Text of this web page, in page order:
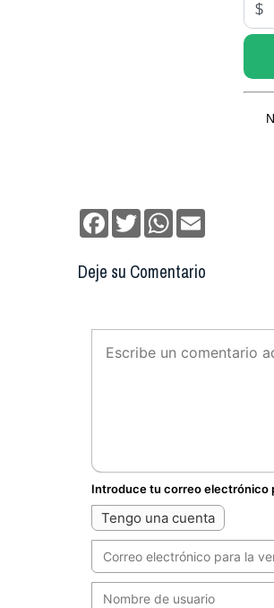
Facebook
TwitterWhatsApp
Deje su Comentario
Introduce tu correo electrónico
Tengo una cuenta